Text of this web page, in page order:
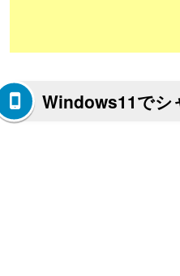
Windows11でシ